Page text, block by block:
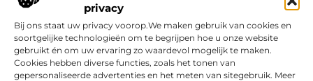
privacy
Bij ons staat uw privacy voorop.We maken gebruik van cookies en
soortgelijke technologieën om te begrijpen hoe u onze website
gebruikt én om uw ervaring zo waardevol mogelijk te maken.
Cookies hebben diverse functies, zoals het tonen van
gepersonaliseerde advertenties en het meten van sitegebruik. Meer
Onze informatie